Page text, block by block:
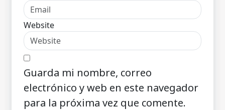
Website
Guarda mi nombre, correo
electrónico y web en este navegador
para la próxima vez que comente.